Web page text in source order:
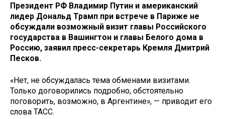
Президент РФ Владимир Путин и американский
лидер Дональд Трамп при встрече в Париже не
обсуждали возможный визит главы Российского
государства в Вашингтон и главы Белого дома в
Россию, заявил пресс-секретарь Кремля Дмитрий
Песков.
«Нет, не обсуждалась тема обменами визитами.
Только договорились подробно, обстоятельно
поговорить, возможно, в Аргентине», — приводит его
слова ТАСС.